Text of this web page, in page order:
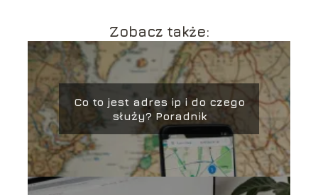
Zobacz także:
Co to jest adres ip i do czego
służy? Poradnik